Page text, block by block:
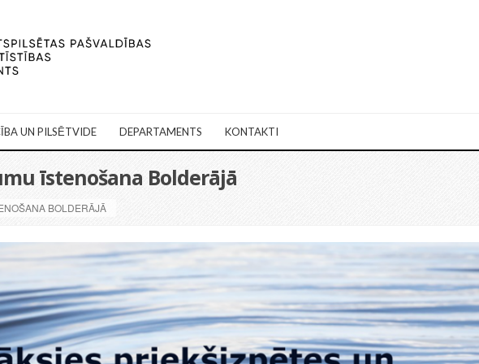
UN PILSĒTVIDE DEPARTAMENTS KONTAKTI
īstenošana Bolderājā
BOLDERĀJĀ